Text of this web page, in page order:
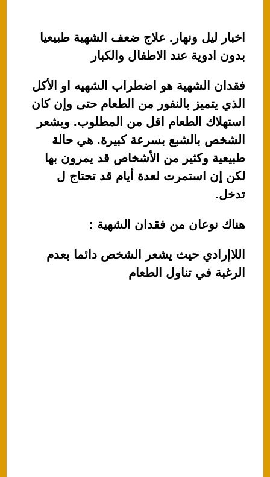
اخبار ليل ونهار. علاج ضعف الشهية طبيعيا
بدون ادوية عند الاطفال والكبار
فقدان الشهية هو اضطراب الشهيه او الأكل
الذي يتميز بالنفور من الطعام حتى وإن كان
استهلاك الطعام اقل من المطلوب. ويشعر
الشخص بالشبع بسرعة كبيرة. هي حالة
طبيعية وكثير من الأشخاص قد يمرون بها
لكن إن استمرت لعدة أيام قد تحتاج ل
تدخل.
هناك نوعان من فقدان الشهية :
اللاإرادي حيث يشعر الشخص دائما بعدم
الرغبة في تناول الطعام